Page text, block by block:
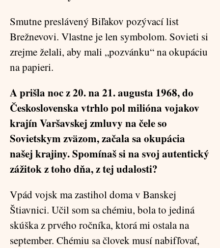
Smutne preslávený Biľakov pozývací list
Brežnevovi. Vlastne je len symbolom. Sovieti si
zrejme želali, aby mali „pozvánku“ na okupáciu
na papieri.
A prišla noc z 20. na 21. augusta 1968, do
Československa vtrhlo pol milióna vojakov
krajín Varšavskej zmluvy na čele so
Sovietskym zväzom, začala sa okupácia
našej krajiny. Spomínaš si na svoj autentický
zážitok z toho dňa, z tej udalosti?
Vpád vojsk ma zastihol doma v Banskej
Štiavnici. Učil som sa chémiu, bola to jediná
skúška z prvého ročníka, ktorá mi ostala na
september. Chémiu sa človek musí nabifľovať,